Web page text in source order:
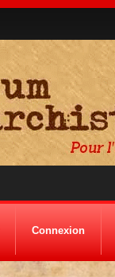
Connexion